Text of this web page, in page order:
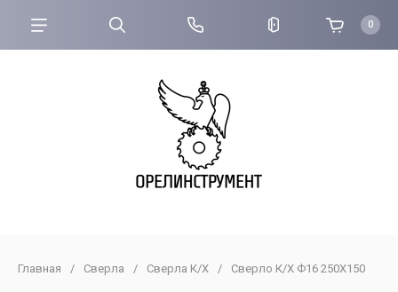
0
Главная / Сверла / Сверла К/Х / Сверло К/Х Ф16 250Х150